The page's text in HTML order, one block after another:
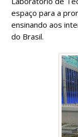
espaço para a
ensinando aos
do Brasil.